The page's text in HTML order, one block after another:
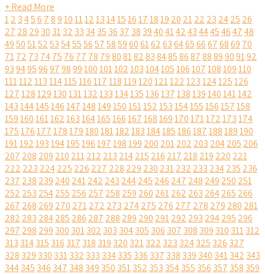
+ Read More
12 3456 78910111213141516171819 20 2122 23 2425 26
27 28 29 30 3132 33 3435 36 37 38 39404142434445464748
495051525354555657585960616263646566676869 70
7172 73 7475 76 77 78 7980818283848586878889909192
93949596979899100101102103104105106107108109110
111112113114115116117118119120121122123124125126
127128129130131132133134135136137138139140141142
143144145146147148149150151152153154155156157158
159160161162163164165166167168169170171172173174
175176177178179180181182183184185186187188189190
191192193194195196197198199 200 201202 203 204205 206
207 208 209 210 211212 213 214215 216 217 218 219 220 221
222 223 224225 226 227 228 229 230 231232 233 234235 236
237 238 239 240 241242 243 244245 246 247 248 249 250 251
252 253 254255 256 257 258 259 260 261262 263 264265 266
267 268 269 270 271272 273 274275 276 277 278 279 280 281
282 283 284285 286 287 288 289 290 291292 293 294295 296
297 298 299 300 301302 303 304305 306 307 308 309 310 311312
313 314315 316 317 318 319 320 321322 323 324325 326 327
328 329 330 331332 333 334335 336 337 338 339 340 341342 343
344345 346 347 348 349 350 351352 353 354355 356 357 358 359